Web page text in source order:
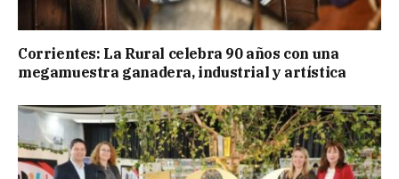
Corrientes: La Rural celebra 90 años con una
megamuestra ganadera, industrial y artística